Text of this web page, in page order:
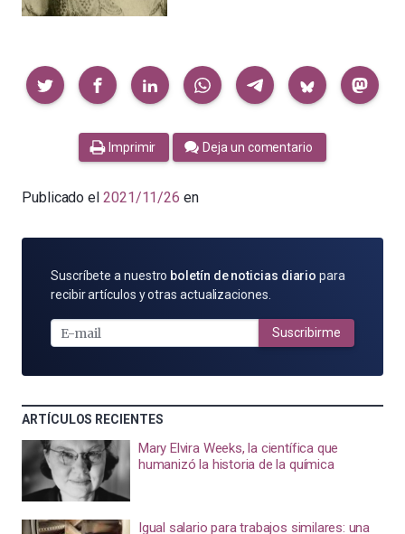
Compartir
Imprimir Deja un comentario
Publicado el 2021/11/26 en
SUSCRÍBETE
POR
MAIL
Suscríbete a nuestro boletín de noticias diario para
recibir artículos y otras actualizaciones.
Suscribirme
ARTÍCULOS RECIENTES
Mary Elvira Weeks, la científica que
humanizó la historia de la química
Igual salario para trabajos similares: una